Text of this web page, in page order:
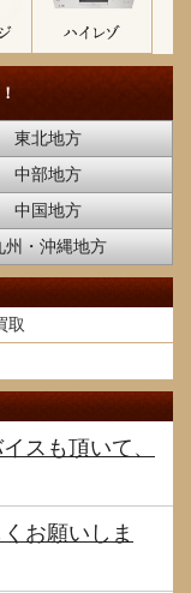
東北地方
中部地方
中国地方
州・沖縄地方
取
スも頂いて、
お願いしま